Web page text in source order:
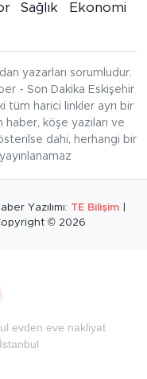
Sağlık
Ekonomi
yazarları sorumludur.
- Son Dakika Eskişehir
tüm harici linkler ayrı bir
haber, köşe yazıları ve
dahi, herhangi bir
Yazılımı: TE Bilişim
© 2026
evden eve nakliyat